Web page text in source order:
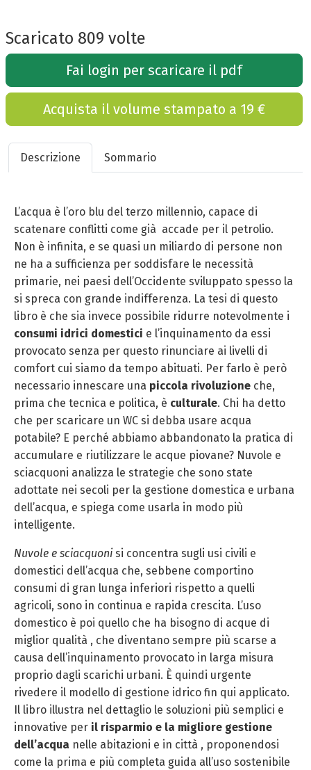
Scaricato 809 volte
Fai login per scaricare il pdf
Acquista il volume stampato a 19 €
Descrizione Sommario
L’acqua è l’oro blu del terzo millennio, capace di
scatenare conflitti come già accade per il petrolio.
Non è infinita, e se quasi un miliardo di persone non
ne ha a sufficienza per soddisfare le necessità
primarie, nei paesi dell’Occidente sviluppato spesso la
si spreca con grande indifferenza. La tesi di questo
libro è che sia invece possibile ridurre notevolmente i
consumi idrici domestici e l’inquinamento da essi
provocato senza per questo rinunciare ai livelli di
comfort cui siamo da tempo abituati. Per farlo è però
necessario innescare una piccola rivoluzione che,
prima che tecnica e politica, è culturale. Chi ha detto
che per scaricare un WC si debba usare acqua
potabile? E perché abbiamo abbandonato la pratica di
accumulare e riutilizzare le acque piovane? Nuvole e
sciacquoni analizza le strategie che sono state
adottate nei secoli per la gestione domestica e urbana
dell’acqua, e spiega come usarla in modo più
intelligente.
Nuvole e sciacquonisi concentra sugli usi civili e
domestici dell’acqua che, sebbene comportino
consumi di gran lunga inferiori rispetto a quelli
agricoli, sono in continua e rapida crescita. L’uso
domestico è poi quello che ha bisogno di acque di
miglior qualità , che diventano sempre più scarse a
causa dell’inquinamento provocato in larga misura
proprio dagli scarichi urbani. È quindi urgente
rivedere il modello di gestione idrico fin qui applicato.
Il libro illustra nel dettaglio le soluzioni più semplici e
innovative per il risparmio e la migliore gestione
dell’acqua nelle abitazioni e in città , proponendosi
come la prima e più completa guida all’uso sostenibile